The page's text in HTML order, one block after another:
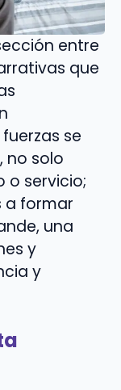
entre
que
se
no solo
o servicio;
a formar
una
y
y